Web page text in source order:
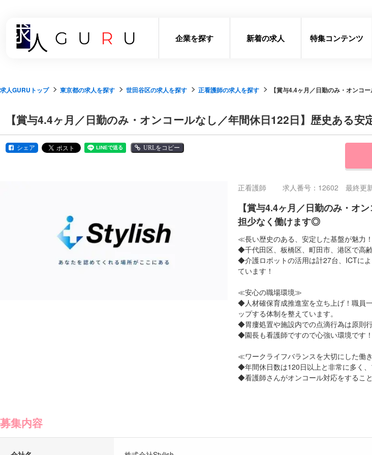
企業を探す 新着の求人 特集コンテンツ
求人GURUトップ 東京都の求人を探す 世田谷区の求人を探す 正看護師の求人を探す 【賞与4.4ヶ月／日勤のみ・オンコ
【賞与4.4ヶ月／日勤のみ・オンコールなし／年間休日122日】歴史ある
シェア URLをコピー
正看護師 求人番号：12602 最終更
【賞与4.4ヶ月／日勤のみ・オ
担少なく働けます◎
≪長い歴史のある、安定した基盤が魅力
◆千代田区、板橋区、町田市、港区で高
◆介護ロボットの活用は計27台、ICTに
ています！
≪安心の職場環境≫
◆人材確保育成推進室を立ち上げ！職員
ップする体制を整えています。
◆胃瘻処置や施設内での点滴行為は原則行
◆園長も看護師ですので心強い環境です！
≪ワークライフバランスを大切にした働
◆年間休日数は120日以上と非常に多く
◆看護師さんがオンコール対応をすること
募集内容